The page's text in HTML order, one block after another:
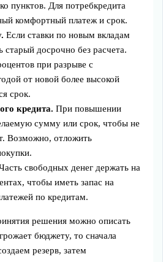
пунктов. Для потребкредита
комфортный платеж и срок.
Если ставки по новым вкладам
старый досрочно без расчета.
при разрыве с
от новой более высокой
срок.
кредита. При повышении
сумму или срок, чтобы не
Возможно, отложить
свободных денег держать на
чтобы иметь запас на
по кредитам.
решения можно описать
бюджету, то сначала
резерв, затем